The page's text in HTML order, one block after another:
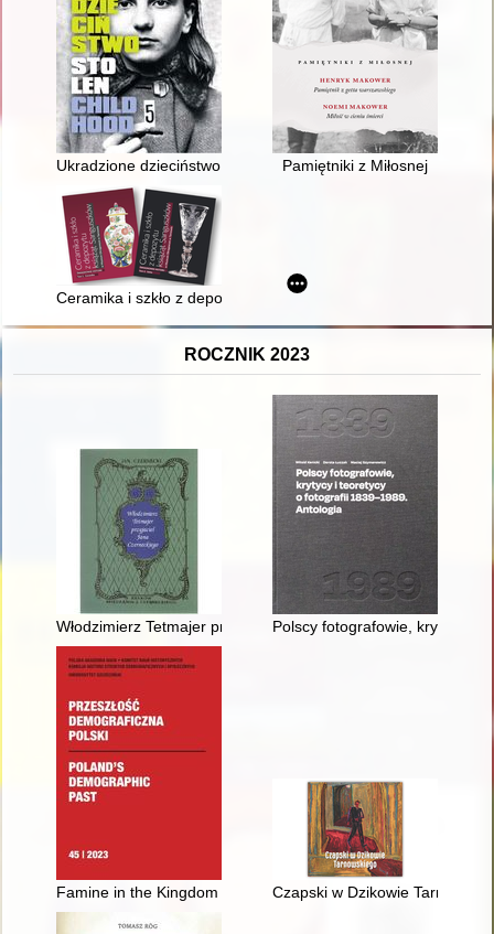
Ukradzione dzieciństwo = Stolen childhoodPamiętniki z Miłosnej
Ceramika i szkło z depozytu książąt Sanguszków w Muzeum
ROCZNIK 2023
Włodzimierz Tetmajer przyjaciel Jana Czerneckiego
Polscy fotografowie, krytycy i
Famine in the Kingdom of Poland in the mid-19th century,
Czapski w Dzikowie